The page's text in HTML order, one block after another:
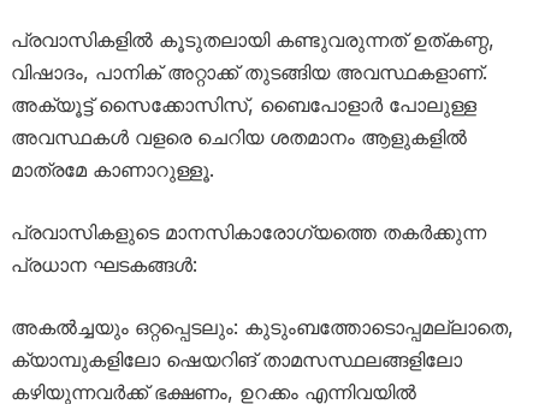
പ്രവാസികളിൽ കൂടുതലായി കണ്ടുവരുന്നത് ഉത്കണ്ഠ,
വിഷാദം, പാനിക് അറ്റാക്ക് തുടങ്ങിയ അവസ്ഥകളാണ്.
അക്യൂട്ട് സൈക്കോസിസ്, ബൈപോളാർ പോലുള്ള
അവസ്ഥകൾ വളരെ ചെറിയ ശതമാനം ആളുകളിൽ
മാത്രമേ കാണാറുള്ളൂ.
പ്രവാസികളുടെ മാനസികാരോഗ്യത്തെ തകർക്കുന്ന
പ്രധാന ഘടകങ്ങൾ:
അകൽച്ചയും ഒറ്റപ്പെടലും: കുടുംബത്തോടൊപ്പമല്ലാതെ,
ക്യാമ്പുകളിലോ ഷെയറിങ് താമസസ്ഥലങ്ങളിലോ
കഴിയുന്നവർക്ക് ഭക്ഷണം, ഉറക്കം എന്നിവയിൽ